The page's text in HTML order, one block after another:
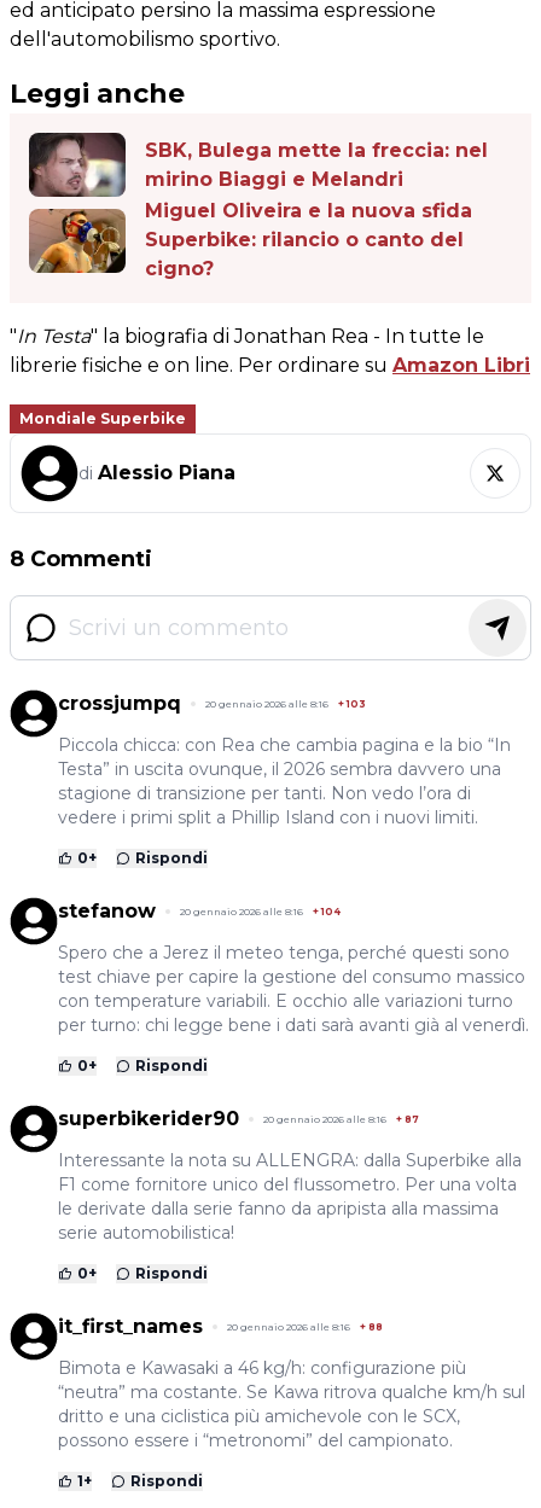
ed anticipato persino la massima espressione
dell'automobilismo sportivo.
Leggi anche
SBK, Bulega mette la freccia: nel
mirino Biaggi e Melandri
Miguel Oliveira e la nuova sfida
Superbike: rilancio o canto del
cigno?
"In Testa" la biografia di Jonathan Rea - In tutte le
librerie fisiche e on line. Per ordinare su Amazon Libri
Mondiale Superbike
di Alessio Piana
8 Commenti
crossjumpq 20 gennaio 2026 alle 8:16 +103
Piccola chicca: con Rea che cambia pagina e la bio “In
Testa” in uscita ovunque, il 2026 sembra davvero una
stagione di transizione per tanti. Non vedo l’ora di
vedere i primi split a Phillip Island con i nuovi limiti.
0+ Rispondi
stefanow 20 gennaio 2026 alle 8:16 +104
Spero che a Jerez il meteo tenga, perché questi sono
test chiave per capire la gestione del consumo massico
con temperature variabili. E occhio alle variazioni turno
per turno: chi legge bene i dati sarà avanti già al venerdì.
0+ Rispondi
superbikerider90 20 gennaio 2026 alle 8:16 + 87
Interessante la nota su ALLENGRA: dalla Superbike alla
F1 come fornitore unico del flussometro. Per una volta
le derivate dalla serie fanno da apripista alla massima
serie automobilistica!
0+ Rispondi
it_first_names 20 gennaio 2026 alle 8:16 + 88
Bimota e Kawasaki a 46 kg/h: configurazione più
“neutra” ma costante. Se Kawa ritrova qualche km/h sul
dritto e una ciclistica più amichevole con le SCX,
possono essere i “metronomi” del campionato.
1+ Rispondi